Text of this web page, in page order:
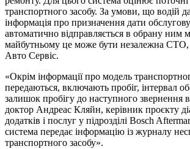
транспортного засобу. За умови, що водій
інформація про призначення дати
автоматично відправляється в обрану ним
майбутньому це може бути незалежна
Авто Сервіс.
«Окрім інформації про модель
передаються, включають пробіг, інтервал
залишок пробігу до наступного звернення в
доктор Андреас Кляйн, керівник проєкту
додатків і послуг у підрозділі Bosch
система передає інформацію із журналу
транспортного засобу».